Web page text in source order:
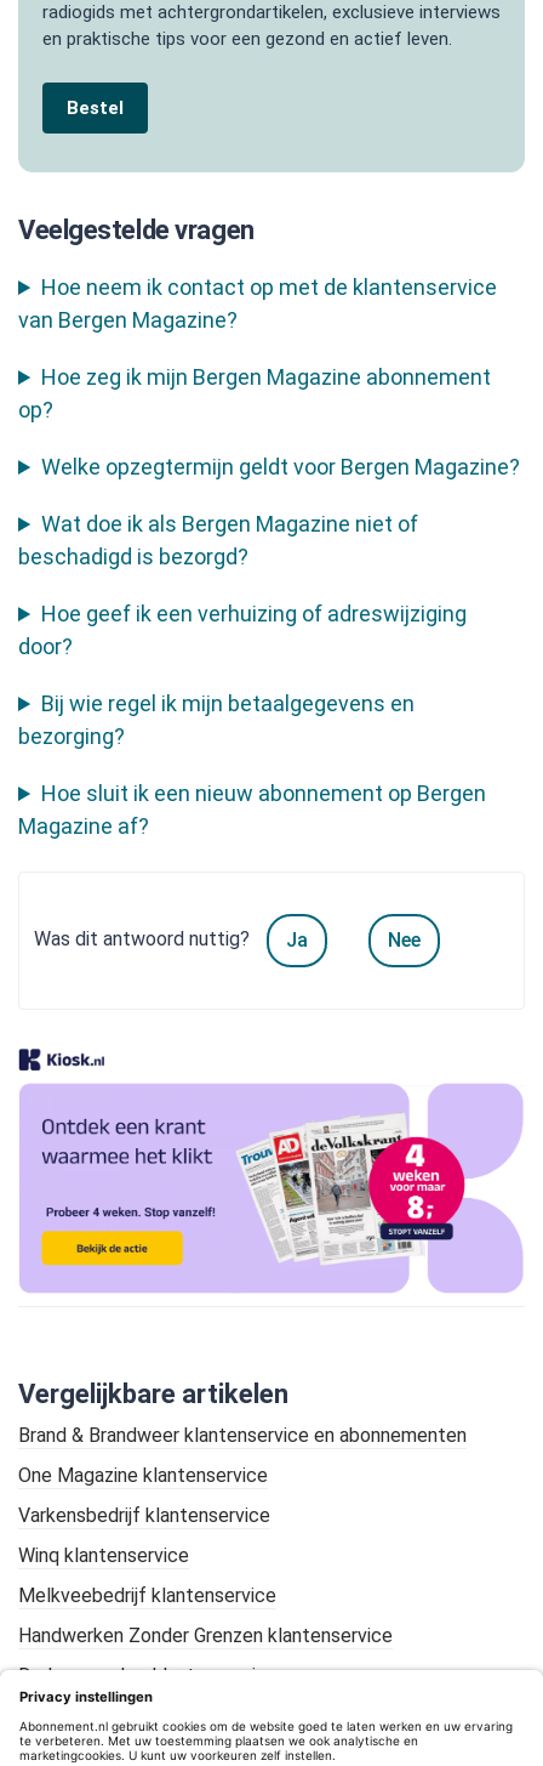
radiogids met achtergrondartikelen, exclusieve interviews
en praktische tips voor een gezond en actief leven.
Bestel
Veelgestelde vragen
Hoe neem ik contact op met de klantenservice
van Bergen Magazine?
Hoe zeg ik mijn Bergen Magazine abonnement
op?
Welke opzegtermijn geldt voor Bergen Magazine?
Wat doe ik als Bergen Magazine niet of
beschadigd is bezorgd?
Hoe geef ik een verhuizing of adreswijziging
door?
Bij wie regel ik mijn betaalgegevens en
bezorging?
Hoe sluit ik een nieuw abonnement op Bergen
Magazine af?
Was dit antwoord nuttig? Ja Nee
Vergelijkbare artikelen
Brand & Brandweer klantenservice en abonnementen
One Magazine klantenservice
Varkensbedrijf klantenservice
Winq klantenservice
Melkveebedrijf klantenservice
Handwerken Zonder Grenzen klantenservice
De Loonwerker klantenservice
KIJK Geschiedenis klantenservice
Mountain Bike Plus klantenservice